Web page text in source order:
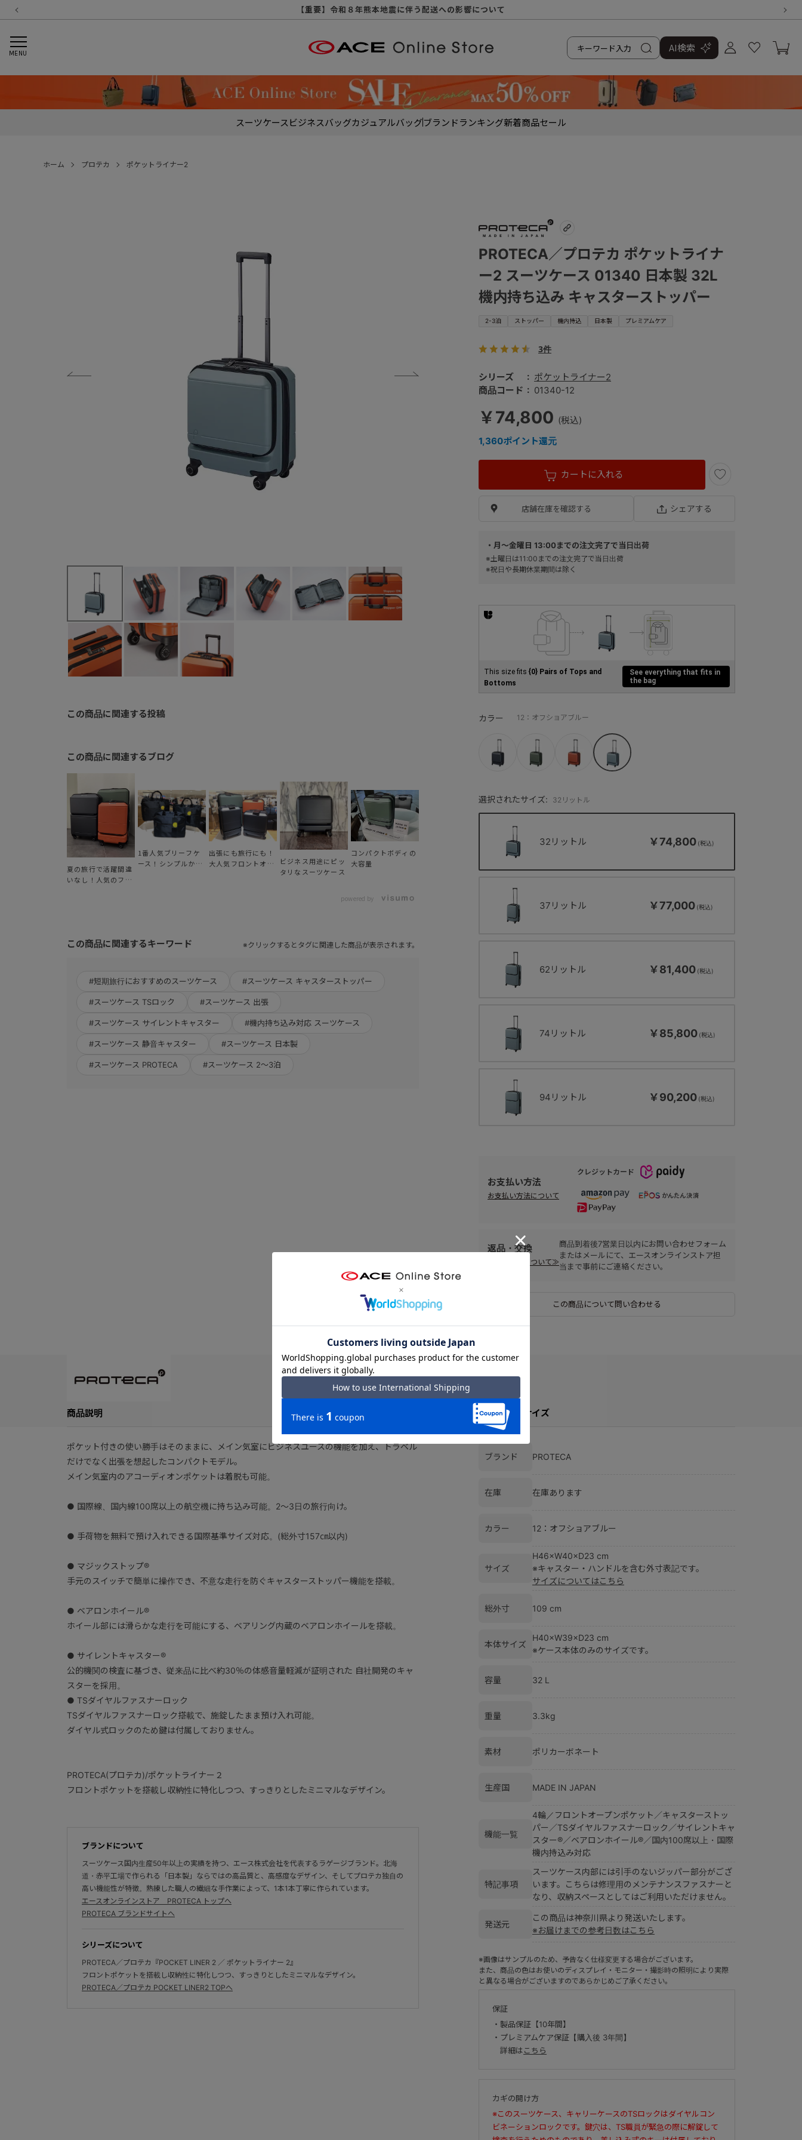
【重要】8/11（火・祝）休業及び配送スケジュールについて
【重要】令和８年熊本地震に伴う配送への影響について
【重要】納品書・領収書ペーパーレス化（電子化）のお知らせ
【重要】天候不良や交通状況・物量増等に伴う配送への影響について
【重要】悪質な詐欺サイトにご注意ください
【重要】各種メールが届かない場合に関しまして
【重要】お問い合わせのご対応に関しまして
【重要】SNSのなりすまし詐欺にご注意ください
MENU AI検索
スーツケースビジネスバッグカジュアルバッグブランドランキング新着商品セール
ホーム プロテカ ポケットライナー2
この商品に関連する投稿
この商品に関連するブログ
夏の旅行で活躍間違
いなし！人気のフロ
1番人気ブリーフケ
ース！シンプルかつ
出張にも旅行にも！
大人気フロントオー
ビジネス用途にピッ
タリなスーツケース
コンパクトボディの
大容量
プロテカ ポケット
powered by
この商品に関連するキーワード ※クリックするとタグに関連した商品が表示されます。
#短期旅行におすすめのスーツケース #スーツケース キャスターストッパー
#スーツケース TSロック #スーツケース 出張
#スーツケース サイレントキャスター #機内持ち込み対応 スーツケース
#スーツケース 静音キャスター #スーツケース 日本製
#スーツケース PROTECA #スーツケース 2～3泊
2-3泊 ストッパー 機内持込 日本製 プレミアムケア
PROTECA／プロテカ ポケットライナ
ー2 スーツケース 01340 日本製 32L
機内持ち込み キャスターストッパー
シリーズ ポケットライナー2
3件
選択されたサイズ: 32リットル
商品コード 01340-12
￥74,800
1,360ポイント還元
32リットル ￥74,800
37リットル ￥77,000
62リットル ￥81,400
74リットル ￥85,800
94リットル ￥90,200
カラー 12：オフショアブルー
This size fits {0} Pairs of Tops and
Bottoms
See everything that fits in
the bag
カートに入れる
・月～金曜日 13:00までの注文完了で当日出荷
※土曜日は11:00までの注文完了で当日出荷
※祝日や長期休業期間は除く
この商品について問い合わせる
返品・交換
返品・交換について≫
商品到着後7営業日以内にお問い合わせフォーム
またはメールにて、エースオンラインストア担
当まで事前にご連絡ください。
店舗在庫を確認する シェアする
お支払い方法
お支払い方法について
クレジットカード
商品説明
ポケット付きの使い勝手はそのままに、メイン気室にビジネスユースの機能を加え、トラベル
だけでなく出張を想起したコンパクトモデル。
メイン気室内のアコーディオンポケットは着脱も可能。
● 国際線、国内線100席以上の航空機に持ち込み可能。2～3日の旅行向け。
● 手荷物を無料で預け入れできる国際基準サイズ対応。(総外寸157㎝以内)
● マジックストップ®
手元のスイッチで簡単に操作でき、不意な走行を防ぐキャスターストッパー機能を搭載。
● ベアロンホイール®
ホイール部には滑らかな走行を可能にする、ベアリング内蔵のベアロンホイールを搭載。
● サイレントキャスター®
公的機関の検査に基づき、従来品に比べ約30％の体感音量軽減が証明された 自社開発のキャ
スターを採用。
● TSダイヤルファスナーロック
TSダイヤルファスナーロック搭載で、施錠したまま預け入れ可能。
ダイヤル式ロックのため鍵は付属しておりません。
PROTECA(プロテカ)/ポケットライナー２
フロントポケットを搭載し収納性に特化しつつ、すっきりとしたミニマルなデザイン。
ブランドについて
スーツケース国内生産50年以上の実績を持つ、エース株式会社を代表するラゲージブランド。北海
道・赤平工場で作られる「日本製」ならではの高品質と、高感度なデザイン、そしてプロテカ独自の
高い機能性が特徴。熟練した職人の繊細な手作業によって、1本1本丁寧に作られています。
エースオンラインストア PROTECA トップへ
PROTECA ブランドサイトへ
シリーズについて
PROTECA／プロテカ『POCKET LINER 2 ／ ポケットライナー 2』
フロントポケットを搭載し収納性に特化しつつ、すっきりとしたミニマルなデザイン。
PROTECA／プロテカ POCKET LINER2 TOPへ
スペックとサイズ
ブランド PROTECA
発送元
この商品は神奈川県より発送いたします。
※お届けまでの参考日数はこちら
カラー 12：オフショアブルー
在庫 在庫あります
サイズ
H46×W40×D23 cm
※キャスター・ハンドルを含む外寸表記です。
サイズについてはこちら
総外寸 109 cm
本体サイズ
H40×W39×D23 cm
※ケース本体のみのサイズです。
容量 32 L
重量 3.3kg
素材 ポリカーボネート
生産国 MADE IN JAPAN
機能一覧
4輪／フロントオープンポケット／キャスターストッ
パー／TSダイヤルファスナーロック／サイレントキャ
スター®／ベアロンホイール®／国内100席以上・国際
機内持込み対応
※画像はサンプルのため、予告なく仕様変更する場合がございます。
また、商品の色はお使いのディスプレイ・モニター・撮影時の照明により実際
と異なる場合がございますのであらかじめご了承ください。
保証
・製品保証【10年間】
・プレミアムケア保証【購入後 3年間】
詳細はこちら
カギの開け方
※このスーツケース、キャリーケースのTSロックはダイヤルコン
ビネーションロックです。鍵穴は、TS職員が緊急の際に解錠して
特記事項
スーツケース内部には引手のないジッパー部分がござ
います。こちらは修理用のメンテナンスファスナーと
なり、収納スペースとしてはご利用いただけません。